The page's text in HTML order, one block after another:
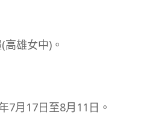
雄女中)。
7月17日至8月11日。